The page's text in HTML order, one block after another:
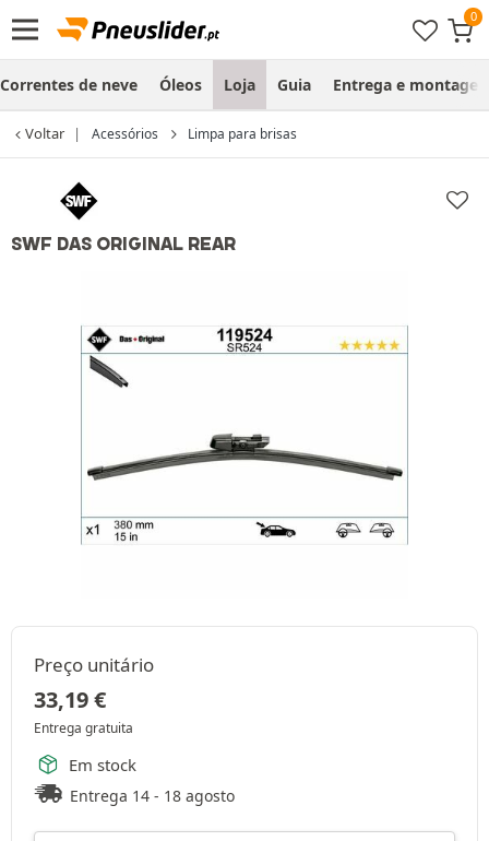
Correntes de neve Óleos Loja Guia Entrega e
Voltar Acessórios Limpa para brisas
SWF DAS ORIGINAL REAR
Preço unitário
33,19€
Entrega gratuita
Em stock
Entrega 14 - 18 agosto